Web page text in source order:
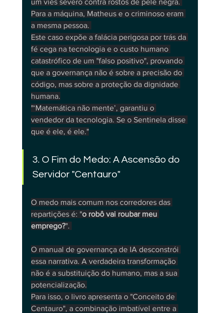
um viés severo contra rostos de pele negra.
Para a máquina, Matheus e o criminoso eram
a mesma pessoa.
Este caso expõe a falácia perigosa por trás da
fé cega na tecnologia e o custo humano
catastrófico de um "falso positivo", provando
que a governança não é sobre a precisão do
código, mas sobre a proteção da dignidade
humana.
"‘Matemática não mente’, garantiu o
vendedor da tecnologia. Se o Sentinela disse
que é ele, é ele."
3. O Fim do Medo: A Ascensão do
Servidor "Centauro"
O medo mais comum nos corredores das
repartições é: "o robô vai roubar meu
emprego?".
O manual de governança de IA desconstrói
essa narrativa. A verdadeira transformação
não é a substituição do humano, mas a sua
potencialização.
Para isso, o livro apresenta o "Conceito de
Centauro", a combinação imbatível entre a